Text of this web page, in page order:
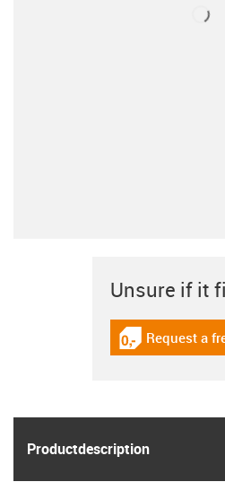
Product­description
Unsure if it
igus-icon-
Request a